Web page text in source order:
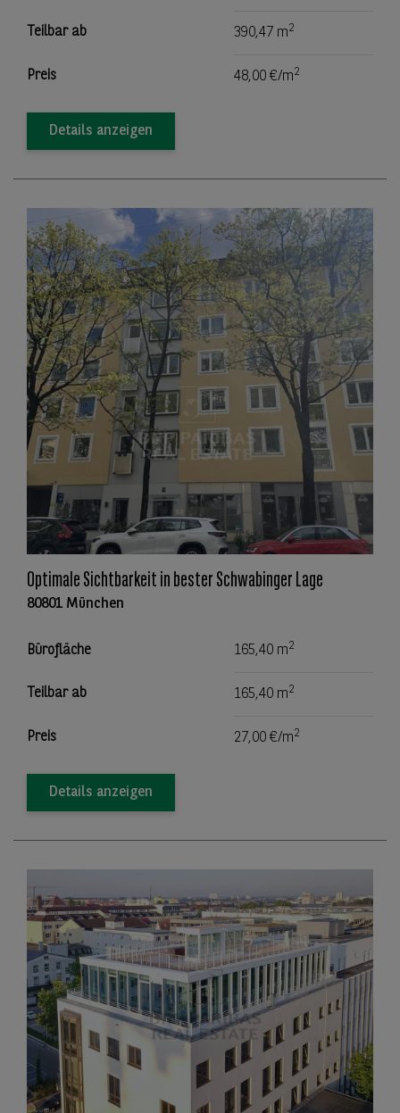
Teilbar ab 390,47 m2
Preis 48,00 €/m2
Details anzeigen
Optimale Sichtbarkeit in bester Schwabinger Lage
80801 München
Bürofläche 165,40 m2
Teilbar ab 165,40 m2
Preis 27,00 €/m2
Details anzeigen